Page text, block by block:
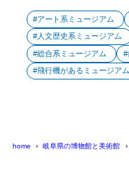
アート系ミュージアム
人文歴史系ミュージアム
総合系ミュージアム
飛行機があるミュージアム
home 岐阜県の博物館と美術館